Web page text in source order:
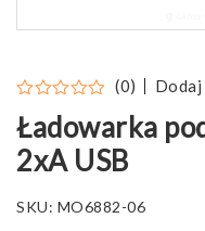
(0)
Ładowarka
2xA USB
SKU: MO6882-06